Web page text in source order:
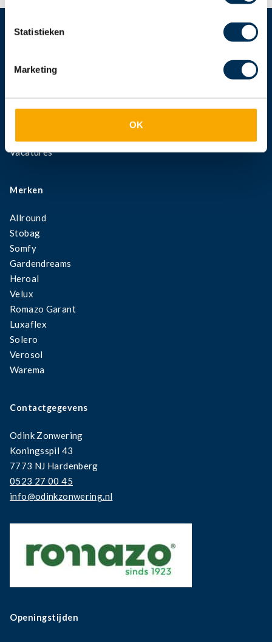
Statistieken
Marketing
OK
Producten
Zonwering binnen
Vacatures
Merken
Allround
Stobag
Somfy
Gardendreams
Heroal
Velux
Romazo Garant
Luxaflex
Solero
Verosol
Warema
Contactgegevens
Odink Zonwering
Koningsspil 43
7773 NJ Hardenberg
0523 27 00 45
info@odinkzonwering.nl
Openingstijden